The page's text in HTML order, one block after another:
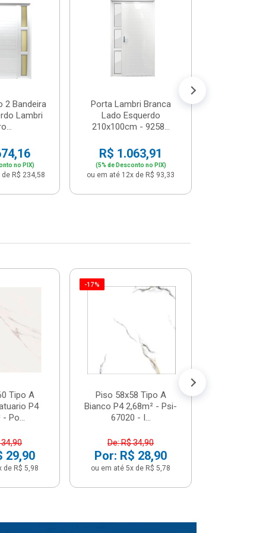
2 Bandeira
Lambri
no PIX)
R$ 234,58
Porta Lambri Branca
Lado Esquerdo
210x100cm - 9258...
R$ 1.063,91
(5% de Desconto no PIX)
ou em até 12x de R$ 93,33
Tipo A
P4
- Po...
34,90
29,90
de R$ 5,98
-17%
Piso 58x58 Tipo A
Bianco P4 2,68m² - Psi-
67020 - I...
De: R$ 34,90
Por: R$ 28,90
ou em até 5x de R$ 5,78